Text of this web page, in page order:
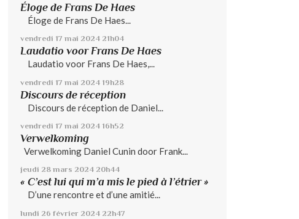
Éloge de Frans De Haes
Éloge de Frans De Haes...
vendredi 17 mai 2024 21h04
Laudatio voor Frans De Haes
Laudatio voor Frans De Haes,...
vendredi 17 mai 2024 19h28
Discours de réception
Discours de réception de Daniel...
vendredi 17 mai 2024 16h52
Verwelkoming
Verwelkoming Daniel Cunin door Frank...
jeudi 28 mars 2024 20h44
« C’est lui qui m’a mis le pied à l’étrier »
D’une rencontre et d’une amitié...
lundi 26 février 2024 22h47